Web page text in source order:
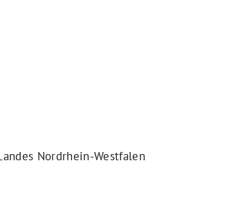
Nordrhein-Westfalen